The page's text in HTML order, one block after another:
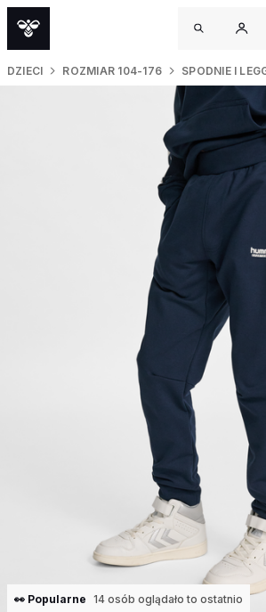
DZIECI ROZMIAR 104-176 SPODNIE I
👀 Popularne 14 osób oglądało to ostatnio